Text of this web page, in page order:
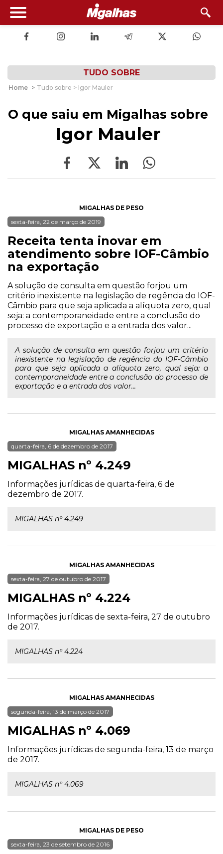
TUDO SOBRE
Home > Tudo sobre > Igor Mauler
O que saiu em Migalhas sobre
Igor Mauler
MIGALHAS DE PESO
sexta-feira, 22 de março de 2019
Receita tenta inovar em
atendimento sobre IOF-Câmbio
na exportação
A solução de consulta em questão forjou um
critério inexistente na legislação de regência do IOF-
Câmbio para que seja aplicada a alíquota zero, qual
seja: a contemporaneidade entre a conclusão do
processo de exportação e a entrada dos valor...
A solução de consulta em questão forjou um critério
inexistente na legislação de regência do IOF-Câmbio
para que seja aplicada a alíquota zero, qual seja: a
contemporaneidade entre a conclusão do processo de
exportação e a entrada dos valor...
MIGALHAS AMANHECIDAS
quarta-feira, 6 de dezembro de 2017
MIGALHAS nº 4.249
Informações jurídicas de quarta-feira, 6 de
dezembro de 2017.
MIGALHAS nº 4.249
MIGALHAS AMANHECIDAS
sexta-feira, 27 de outubro de 2017
MIGALHAS nº 4.224
Informações jurídicas de sexta-feira, 27 de outubro
de 2017.
MIGALHAS nº 4.224
MIGALHAS AMANHECIDAS
segunda-feira, 13 de março de 2017
MIGALHAS nº 4.069
Informações jurídicas de segunda-feira, 13 de março
de 2017.
MIGALHAS nº 4.069
MIGALHAS DE PESO
sexta-feira, 23 de setembro de 2016